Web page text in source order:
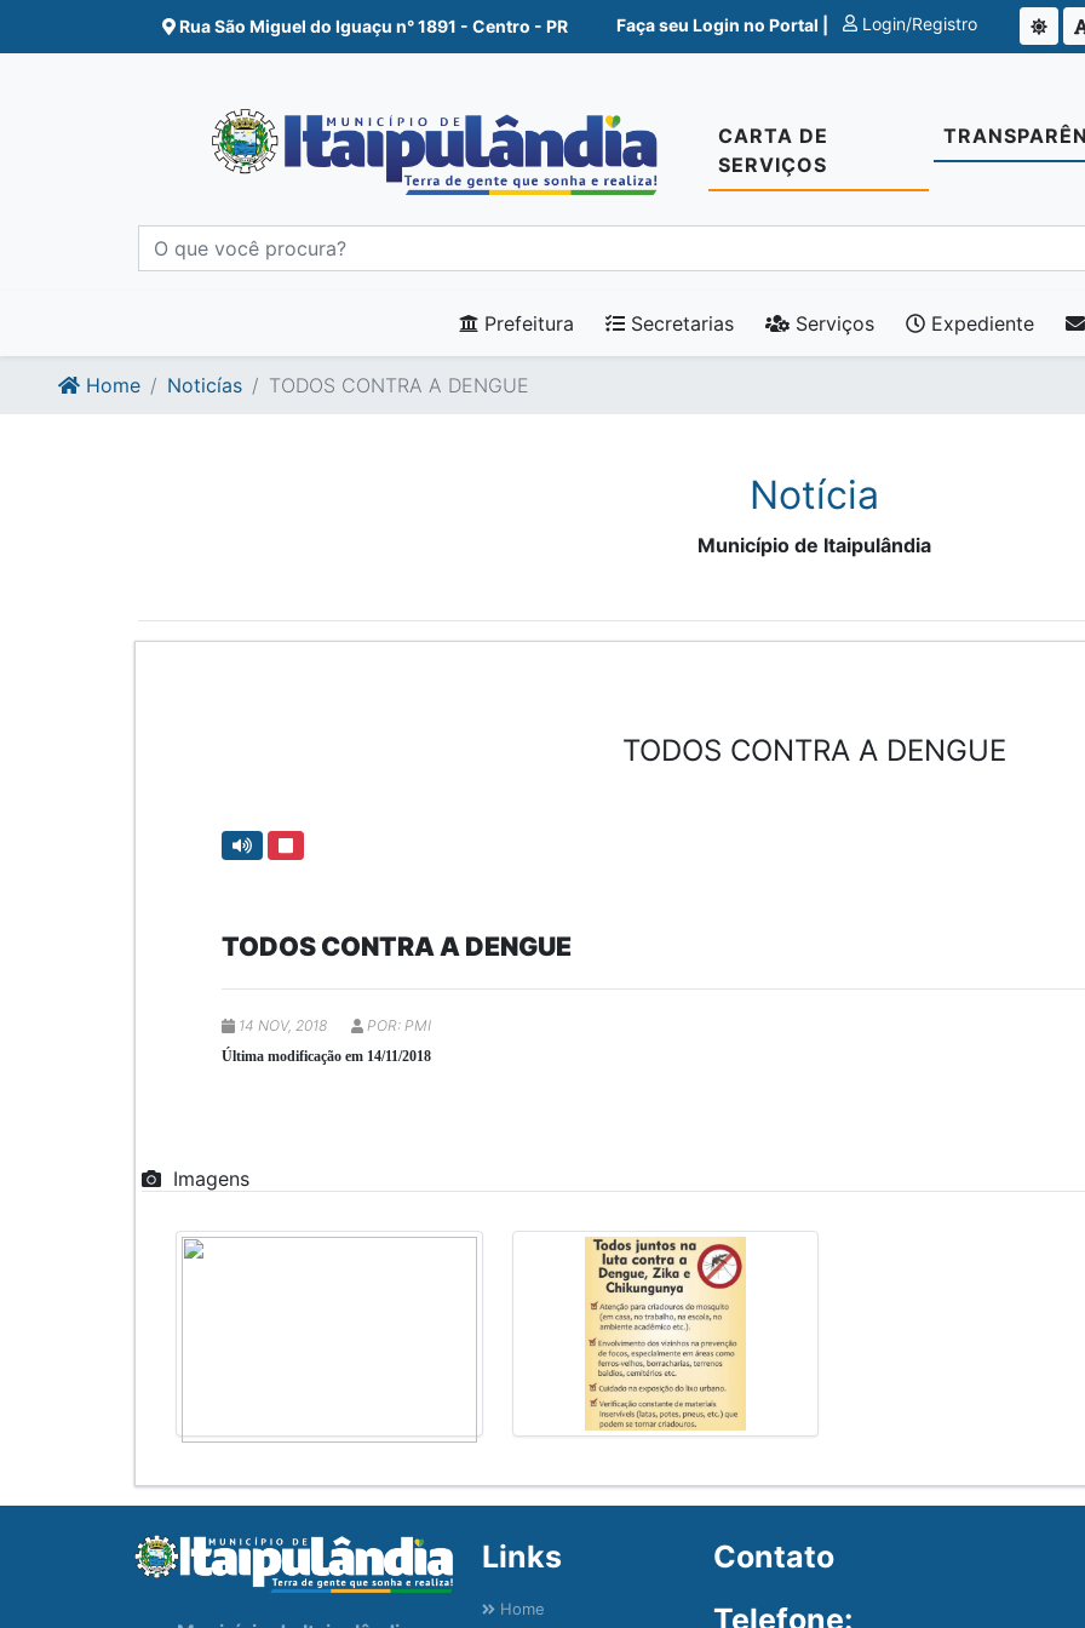
Ir para o conte�do
Ir para o fim do conte�do
Rua São Miguel do Iguaçu n° 1891 - Centro - PR Faça seu Login no Portal | Login/Registro
CARTA DE
SERVIÇOS
Prefeitura Secretarias Serviços Expediente
Home Noticías TODOS CONTRA A DENGUE
Notícia
Município de Itaipulândia
TODOS CONTRA A DENGUE
TODOS CONTRA A DENGUE
14 NOV, 2018 POR: PMI
Última modificação em 14/11/2018
Imagens
Links
Home
Contato
Telefone: